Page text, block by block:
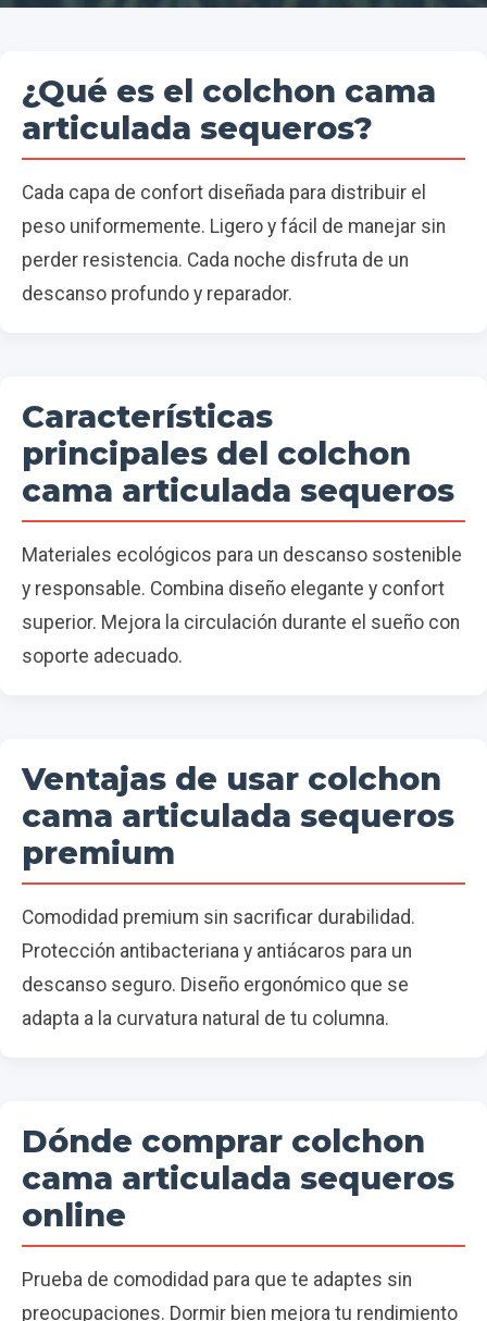
¿Qué es el colchon cama
articulada sequeros?
Cada capa de confort diseñada para distribuir el
peso uniformemente. Ligero y fácil de manejar sin
perder resistencia. Cada noche disfruta de un
descanso profundo y reparador.
Características
principales del colchon
cama articulada sequeros
Materiales ecológicos para un descanso sostenible
y responsable. Combina diseño elegante y confort
superior. Mejora la circulación durante el sueño con
soporte adecuado.
Ventajas de usar colchon
cama articulada sequeros
premium
Comodidad premium sin sacrificar durabilidad.
Protección antibacteriana y antiácaros para un
descanso seguro. Diseño ergonómico que se
adapta a la curvatura natural de tu columna.
Dónde comprar colchon
cama articulada sequeros
online
Prueba de comodidad para que te adaptes sin
preocupaciones. Dormir bien mejora tu rendimiento